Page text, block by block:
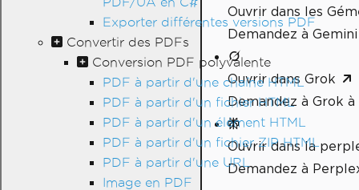
Exporter différentes versions PDF
Convertir des PDFs
Conversion PDF polyvalente
PDF à partir d'une chaîne HTML
PDF à partir d'un fichier HTML
PDF à partir d'un élément HTML
PDF à partir d'un fichier ZIP HTML
PDF à partir d'une URL
Image en PDF
Ouvrir dans les
Demandez à
Ouvrir dans Grok
Demandez à Grok
Ouvrir dans la
Demandez à